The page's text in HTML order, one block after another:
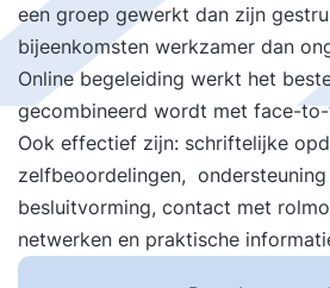
een groep gewerkt dan zijn
bijeenkomsten werkzamer dan
Online begeleiding werkt het
gecombineerd wordt met face-
Ook effectief zijn: schriftelijke
zelfbeoordelingen,
besluitvorming, contact met
netwerken en praktische